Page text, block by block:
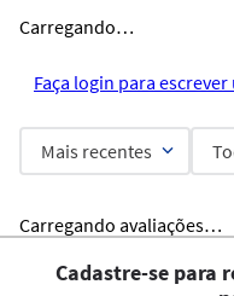
Carregando…
Faça login para
Mais recentes
Carregando avaliações…
Cadastre-se para